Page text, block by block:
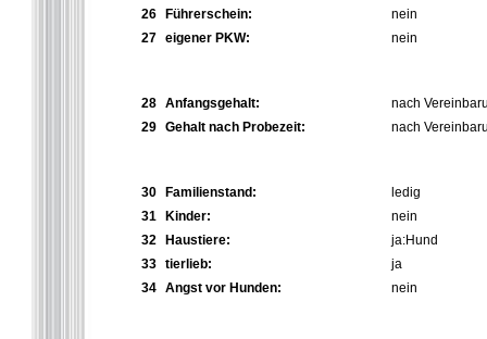
26 Führerschein:
nein
27 eigener PKW: nein
28 Anfangsgehalt:
nach
29 Gehalt nach Probezeit: nach
30 Familienstand:
ledig
31
Kinder:
nein
32
Haustiere:
ja:Hund
33 tierlieb:
ja
34 Angst vor Hunden: nein